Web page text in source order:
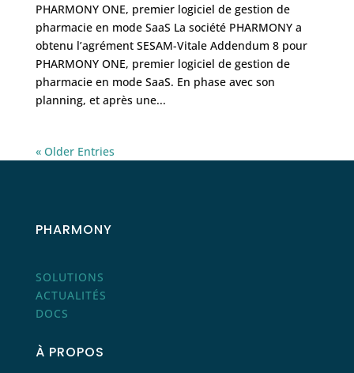
PHARMONY ONE, premier logiciel de gestion de
pharmacie en mode SaaS La société PHARMONY a
obtenu l’agrément SESAM-Vitale Addendum 8 pour
PHARMONY ONE, premier logiciel de gestion de
pharmacie en mode SaaS. En phase avec son
planning, et après une...
« Older Entries
PHARMONY
SOLUTIONS
ACTUALITÉS
DOCS
À PROPOS